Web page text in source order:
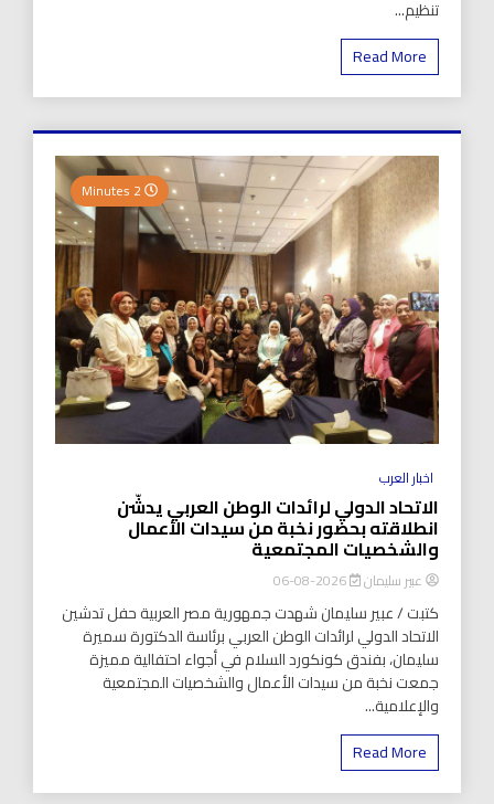
تنظيم...
Read More
اخبار العرب
الاتحاد الدولي لرائدات الوطن العربي يدشّن
انطلاقته بحضور نخبة من سيدات الأعمال
والشخصيات المجتمعية
عبير سليمان 2026-08-06
كتبت / عبير سليمان شهدت جمهورية مصر العربية حفل تدشين
الاتحاد الدولي لرائدات الوطن العربي برئاسة الدكتورة سميرة
سليمان، بفندق كونكورد السلام في أجواء احتفالية مميزة
جمعت نخبة من سيدات الأعمال والشخصيات المجتمعية
والإعلامية...
Read More